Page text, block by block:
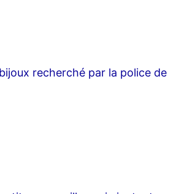
recherché par la police de